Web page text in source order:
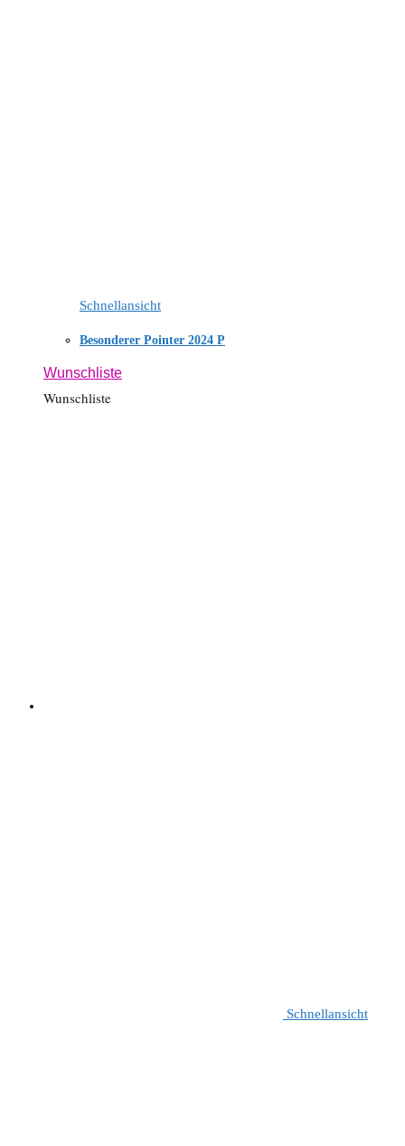
Schnellansicht
Besonderer Pointer 2024 P
Wunschliste
Wunschliste
Schnellansicht